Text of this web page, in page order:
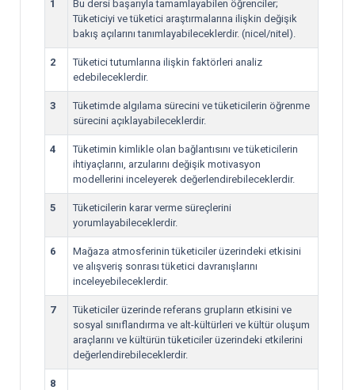
1
Bu dersi başarıyla tamamlayabilen öğrenciler;
Tüketiciyi ve tüketici araştırmalarına ilişkin değişik
bakış açılarını tanımlayabileceklerdir. (nicel/nitel).
2
Tüketici tutumlarına ilişkin faktörleri analiz
edebileceklerdir.
3
Tüketimde algılama sürecini ve tüketicilerin öğrenme
sürecini açıklayabileceklerdir.
4
Tüketimin kimlikle olan bağlantısını ve tüketicilerin
ihtiyaçlarını, arzularını değişik motivasyon
modellerini inceleyerek değerlendirebileceklerdir.
5
Tüketicilerin karar verme süreçlerini
yorumlayabileceklerdir.
6
Mağaza atmosferinin tüketiciler üzerindeki etkisini
ve alışveriş sonrası tüketici davranışlarını
inceleyebileceklerdir.
7
Tüketiciler üzerinde referans grupların etkisini ve
sosyal sınıflandırma ve alt-kültürleri ve kültür oluşum
araçlarını ve kültürün tüketiciler üzerindeki etkilerini
değerlendirebileceklerdir.
8